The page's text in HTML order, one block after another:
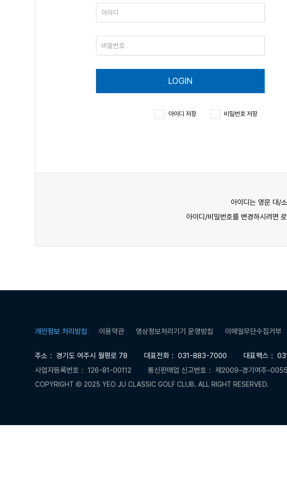
LOGIN
아이디 저장 비밀번호 저장
아이디는 영문 대/
아이디/비밀번호를 변경하시려면
개인정보 처리방침 이용약관 영상정보처리기기 운영방침 이메일무단수집거부
주소 경기도 여주시 월평로 78 대표전화 031-883-7000 대표팩스
사업자등록번호
126-81-00112 통신판매업 신고번호 제2009-경기여주-0055
COPYRIGHT Ⓒ 2025 YEO JU CLASSIC GOLF CLUB. ALL RIGHT RESERVED.